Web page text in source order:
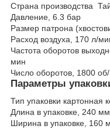
Страна производства
Давление, 6.3 бар
Размер патрона
Расход воздуха, 170 л/
Частота оборотов
мин
Число оборотов, 1800
Параметры
Тип упаковки картонная
Длина в упаковке, 240 мм
Ширина в упаковке, 160